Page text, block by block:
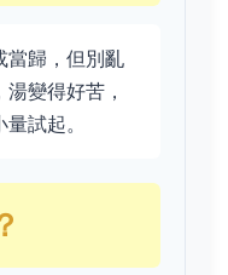
當歸，但別亂
變得好苦，
試起。